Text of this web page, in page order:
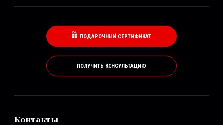
ПОДАРОЧНЫЙ СЕРТИФИКАТ
ПОЛУЧИТЬ КОНСУЛЬТАЦИЮ
Контакты